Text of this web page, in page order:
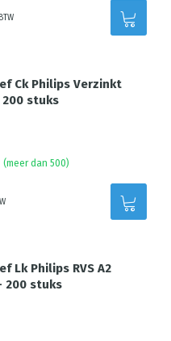
Ck Philips Verzinkt
200 stuks
(meer dan 500)
Lk Philips RVS A2
200 stuks